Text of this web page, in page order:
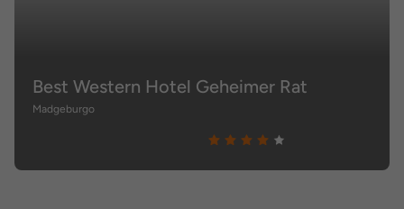
Best Western Hotel Geheimer Rat
Madgeburgo